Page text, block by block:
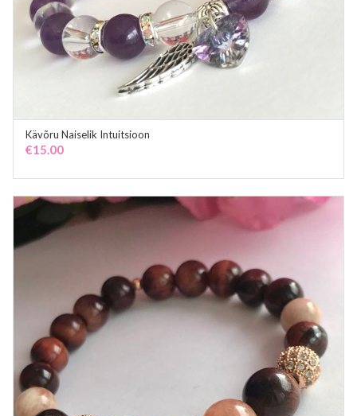
Kävõru Naiselik Intuitsioon
€15.00